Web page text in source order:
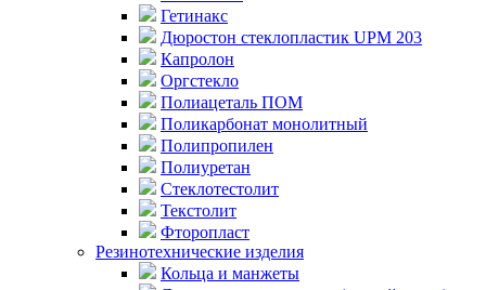
Гетинакс
Дюростон стеклопластик UPM 203
Капролон
Оргстекло
Полиацеталь ПОМ
Поликарбонат монолитный
Полипропилен
Полиуретан
Стеклотестолит
Текстолит
Фторопласт
Резинотехнические изделия
Кольца и манжеты